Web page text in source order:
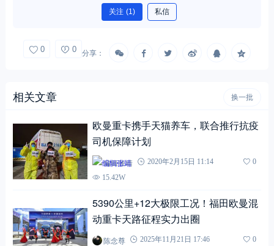
关注 (1) 私信
0 0 分享：
相关文章 换一批
欧曼重卡携手天猫养车，联合推行抗疫
司机保障计划
编辑张靖 2020年2月15日 11:14
0
15.42W
5390公里+12大极限工况！福田欧曼混
动重卡天路征程实力出圈
陈念尊 2025年11月21日 17:46
0